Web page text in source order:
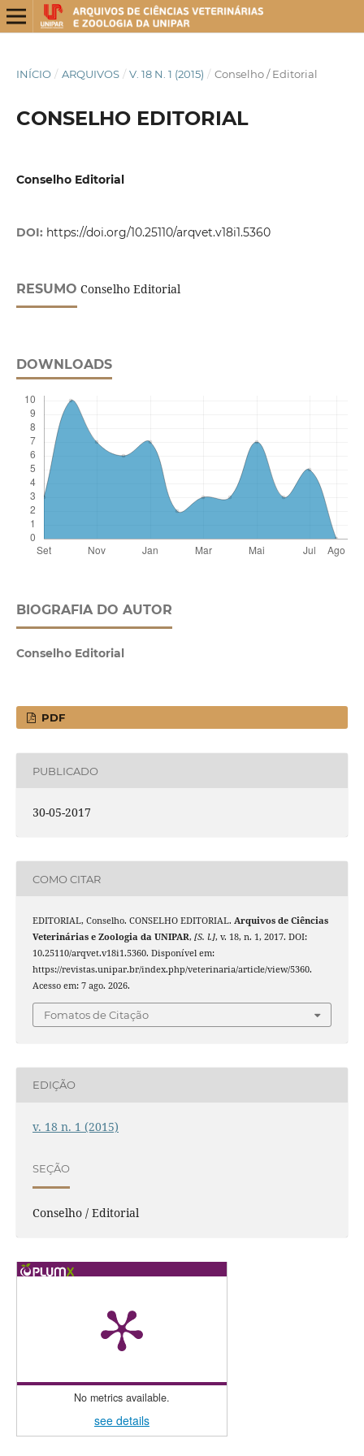
INÍCIO / ARQUIVOS / V. 18 N. 1 (2015) / Conselho / Editorial
CONSELHO EDITORIAL
Conselho Editorial
DOI: https://doi.org/10.25110/arqvet.v18i1.5360
RESUMO Conselho Editorial
DOWNLOADS
BIOGRAFIA DO AUTOR
Conselho Editorial
PDF
PUBLICADO
30-05-2017
COMO CITAR
EDITORIAL, Conselho. CONSELHO EDITORIAL. Arquivos de Ciências
Veterinárias e Zoologia da UNIPAR, [S. l.], v. 18, n. 1, 2017. DOI:
10.25110/arqvet.v18i1.5360. Disponível em:
https://revistas.unipar.br/index.php/veterinaria/article/view/5360.
Acesso em: 7 ago. 2026.
Fomatos de Citação
EDIÇÃO
v. 18 n. 1 (2015)
SEÇÃO
Conselho / Editorial
No metrics available.
see details